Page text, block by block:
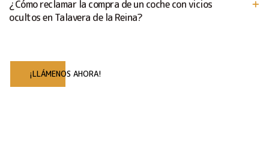
¿Cómo reclamar la compra de un coche con vicios
ocultos en Talavera de la Reina?
¡LLÁMENOS AHORA!